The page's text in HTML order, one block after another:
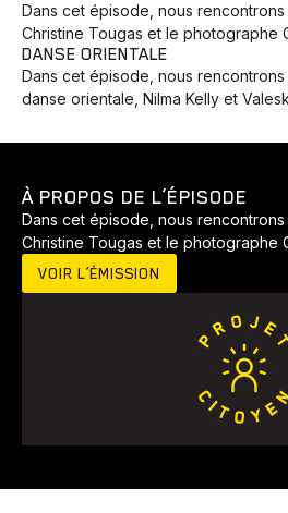
Bingo
Histoires Pêche
Dans cet épisode, nous rencontrons
Christine Tougas et le photographe
DANSE ORIENTALE
Dans cet épisode, nous
danse orientale, Nilma Kelly et
À PROPOS DE L’ÉPISODE
Dans cet épisode, nous rencontrons
Christine Tougas et le photographe
VOIR L’ÉMISSION